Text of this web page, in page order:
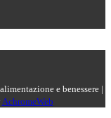
e benessere |
AchromeWeb